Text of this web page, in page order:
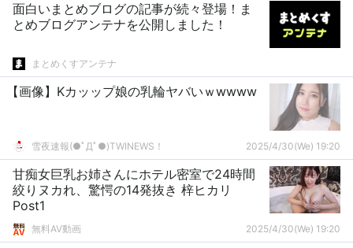
面白いまとめブログの記事が続々登場！ま
とめブログアンテナを公開しました！
まとめくすアンテナ
【画像】Kカッップ娘の乳輪ヤバいｗwwww
雪夜速報(●ﾟДﾟ●)TWINEWS！ 2025/4/30(We) 19:20
甘痴女巨乳お姉さんにホテル密室で24時間
絞りヌカれ、驚愕の14発抜き 梓ヒカリ
Post1
無料AV動画 2025/4/30(We) 19:20